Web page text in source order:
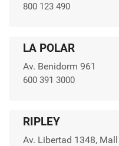
800 123 490
LA POLAR
Av. Benidorm 961
600 391 3000
RIPLEY
Av. Libertad 1348,